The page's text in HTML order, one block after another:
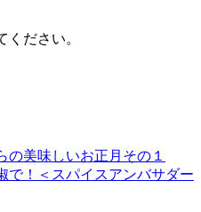
ください。
の美味しいお正月その１
で！＜スパイスアンバサダー